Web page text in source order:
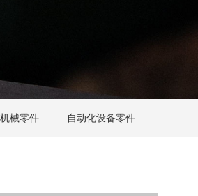
械零件 自动化设备零件